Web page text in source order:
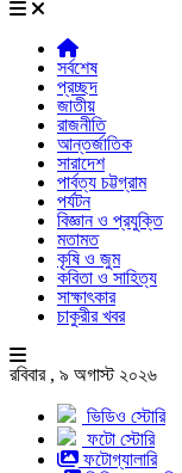
সর্বশেষ
প্রচ্ছদ
জাতীয়
রাজনীতি
আন্তর্জাতিক
সারাদেশ
পার্বত্য চট্টগ্রাম
পর্যটন
বিজ্ঞান ও প্রযুক্তি
মতামত
কৃষি ও জুম
কবিতা ও সাহিত্য
সাক্ষাৎকার
চাকুরীর খবর
রবিবার , ৯ অগাস্ট ২০২৬
ভিডিও স্টোরি
ফটো স্টোরি
ফটোগ্যালারি